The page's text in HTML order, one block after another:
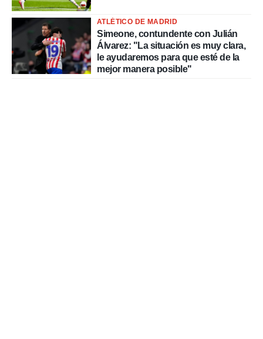
ATLÉTICO DE MADRID
Simeone, contundente con Julián
Álvarez: "La situación es muy clara,
le ayudaremos para que esté de la
mejor manera posible"